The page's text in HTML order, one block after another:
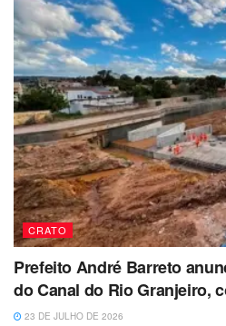
CRATO
Prefeito André Barreto
do Canal do Rio Granjeiro,
23 DE JULHO DE 2026